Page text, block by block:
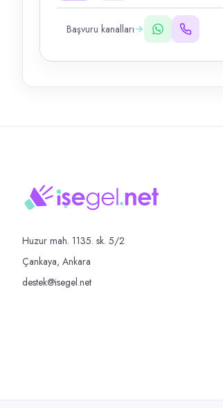
Başvuru kanalları
Huzur mah. 1135. sk. 5/2
Çankaya, Ankara
destek@isegel.net